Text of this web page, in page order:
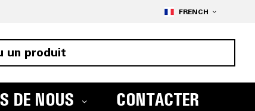
FRENCH
DE NOUS CONTACTER